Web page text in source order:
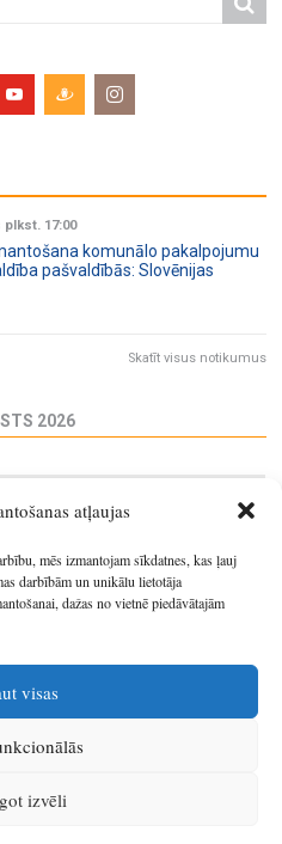
atļaujas
mēs izmantojam sīkdatnes, kas ļauj
darbībām un unikālu lietotāja
dažas no vietnē piedāvātajām
visas
izvēli
plkst. 17:00
komunālo pakalpojumu
pašvaldībās: Slovēnijas
Skatīt visus notikumus
2026
31 1
14 15
21 22
23
4 5 6
SIA Info